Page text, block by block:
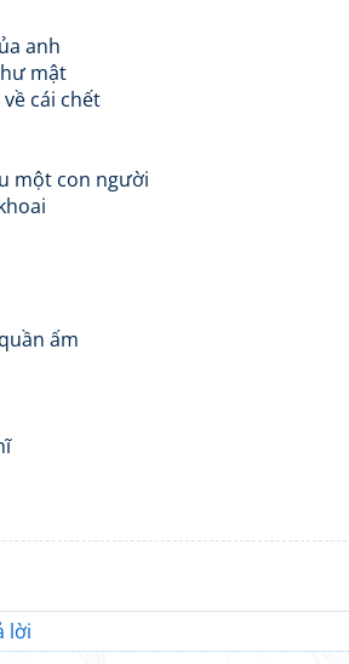
anh
mật
cái chết
một con người
ấm
lời